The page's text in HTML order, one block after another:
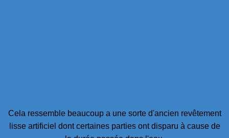
Cela ressemble beaucoup a une sorte d'ancien revêtement
lisse artificiel dont certaines parties ont disparu à cause de